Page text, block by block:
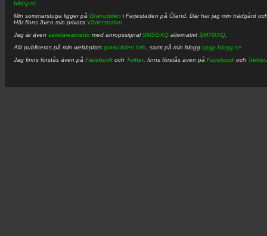
bildspel.
Min sommarstuga ligger på Granudden i Färjestaden på Öland. Där har jag min trädgård
Här finns även min privata Väderstation
Jag är även sändareamatörmed anropssignalSM5GXQ alternativt SM7GXQ
Allt publiceras på min webbplats granudden.info , samt på min blogg cpgp.blogg.se
Jag finns förstås även på Facebook och Twitter. finns förstås även på Facebook och Twitter.